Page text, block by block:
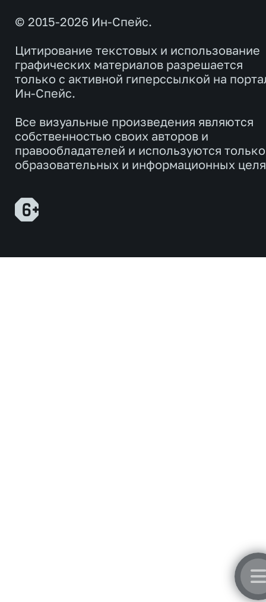
© 2015-2026 Ин-Спейс.
Цитирование текстовых и использование
графических материалов разрешается
только с активной гиперссылкой на
Ин-Спейс.
Все визуальные произведения являются
собственностью своих авторов и
правообладателей и используются
образовательных и информационных